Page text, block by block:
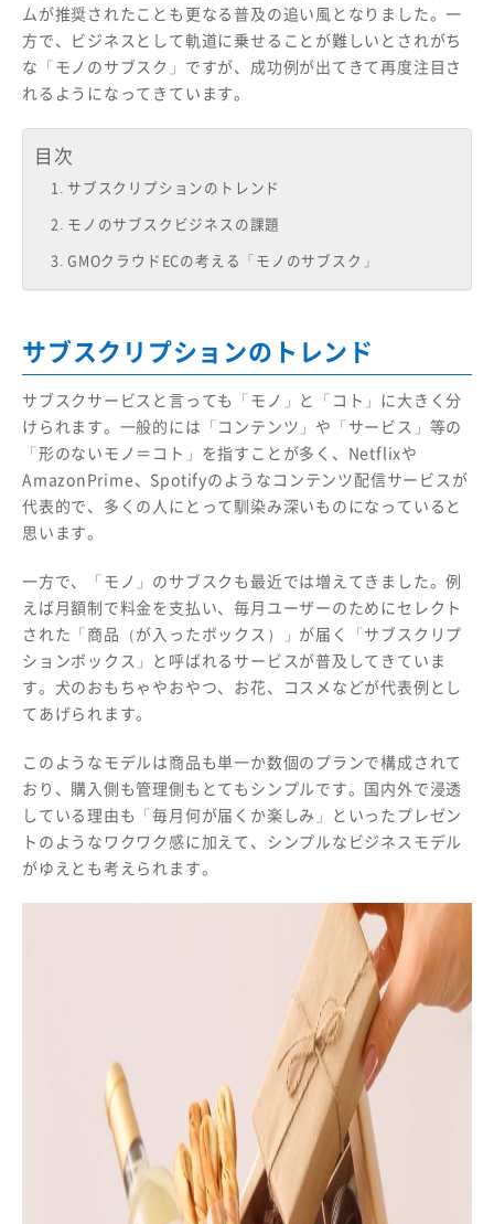
ムが推奨されたことも更なる普及の追い風となりました。一
方で、ビジネスとして軌道に乗せることが難しいとされがち
な「モノのサブスク」ですが、成功例が出てきて再度注目さ
れるようになってきています。
目次
サブスクリプションのトレンド
モノのサブスクビジネスの課題
GMOクラウドECの考える「モノのサブスク」
サブスクリプションのトレンド
サブスクサービスと言っても「モノ」と「コト」に大きく分
けられます。一般的には「コンテンツ」や「サービス」等の
「形のないモノ＝コト」を指すことが多く、Netflixや
AmazonPrime、Spotifyのようなコンテンツ配信サービスが
代表的で、多くの人にとって馴染み深いものになっていると
思います。
一方で、「モノ」のサブスクも最近では増えてきました。例
えば月額制で料金を支払い、毎月ユーザーのためにセレクト
された「商品（が入ったボックス）」が届く「サブスクリプ
ションボックス」と呼ばれるサービスが普及してきていま
す。犬のおもちゃやおやつ、お花、コスメなどが代表例とし
てあげられます。
このようなモデルは商品も単一か数個のプランで構成されて
おり、購入側も管理側もとてもシンプルです。国内外で浸透
している理由も「毎月何が届くか楽しみ」といったプレゼン
トのようなワクワク感に加えて、シンプルなビジネスモデル
がゆえとも考えられます。